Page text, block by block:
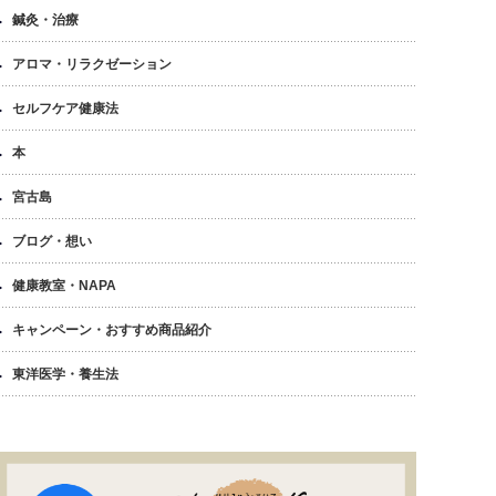
鍼灸・治療
アロマ・リラクゼーション
セルフケア健康法
本
宮古島
ブログ・想い
健康教室・NAPA
キャンペーン・おすすめ商品紹介
東洋医学・養生法